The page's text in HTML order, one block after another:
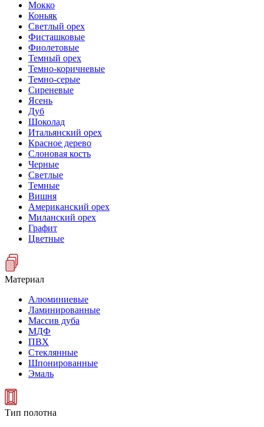
Мокко
Коньяк
Светлый орех
Фисташковые
Фиолетовые
Темный орех
Темно-коричневые
Темно-серые
Сиреневые
Ясень
Дуб
Шоколад
Итальянский орех
Красное дерево
Слоновая кость
Черные
Светлые
Темные
Вишня
Американский орех
Миланский орех
Графит
Цветные
Материал
Алюминиевые
Ламинированные
Массив дуба
МДФ
ПВХ
Стеклянные
Шпонированные
Эмаль
Тип полотна